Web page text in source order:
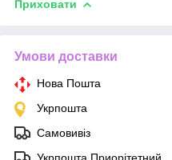
Приховати
Умови доставки
Нова Пошта
Укрпошта
Самовивіз
Укрпошта Приорітетний